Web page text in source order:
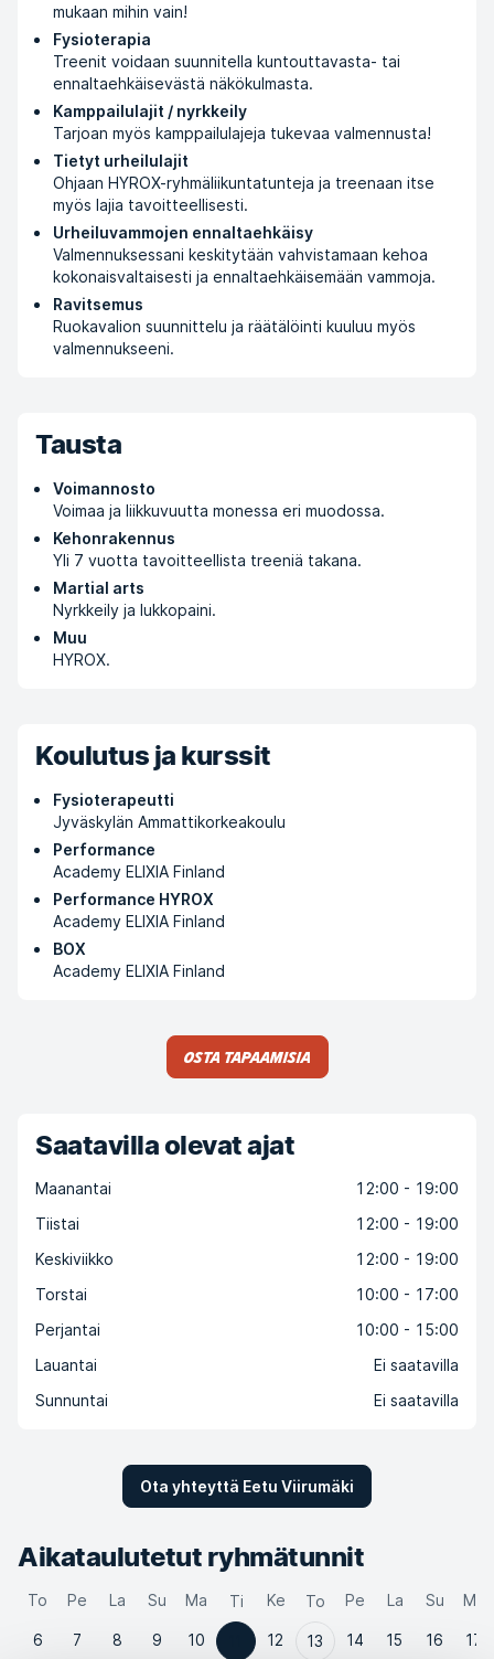
mukaan mihin vain!
Fysioterapia
Treenit voidaan suunnitella kuntouttavasta- tai
ennaltaehkäisevästä näkökulmasta.
Kamppailulajit / nyrkkeily
Tarjoan myös kamppailulajeja tukevaa valmennusta!
Tietyt urheilulajit
Ohjaan HYROX-ryhmäliikuntatunteja ja treenaan itse
myös lajia tavoitteellisesti.
Urheiluvammojen ennaltaehkäisy
Valmennuksessani keskitytään vahvistamaan kehoa
kokonaisvaltaisesti ja ennaltaehkäisemään vammoja.
Ravitsemus
Ruokavalion suunnittelu ja räätälöinti kuuluu myös
valmennukseeni.
Tausta
Voimannosto
Voimaa ja liikkuvuutta monessa eri muodossa.
Kehonrakennus
Yli 7 vuotta tavoitteellista treeniä takana.
Martial arts
Nyrkkeily ja lukkopaini.
Muu
HYROX.
Koulutus ja kurssit
Fysioterapeutti
Jyväskylän Ammattikorkeakoulu
Performance
Academy ELIXIA Finland
Performance HYROX
Academy ELIXIA Finland
BOX
Academy ELIXIA Finland
Osta tapaamisia
Saatavilla olevat ajat
Maanantai
12:00 - 19:00
Tiistai
12:00 - 19:00
Keskiviikko
12:00 - 19:00
Torstai
10:00 - 17:00
Perjantai
10:00 - 15:00
Lauantai
Ei saatavilla
Sunnuntai
Ei saatavilla
Ota yhteyttä Eetu Viirumäki
Aikataulutetut ryhmätunnit
To
6
Pe
7
La
8
Su
9
Ma
10
Ti Ke
12
To
13
Pe
14
La
15
Su
16
Ma
17